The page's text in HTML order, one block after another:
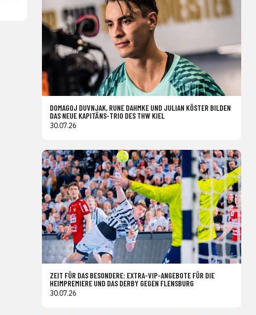
DOMAGOJ DUVNJAK, RUNE DAHMKE UND JULIAN KÖSTER BILDEN
DAS NEUE KAPITÄNS-TRIO DES THW KIEL
30.07.26
ZEIT FÜR DAS BESONDERE: EXTRA-VIP-ANGEBOTE FÜR DIE
HEIMPREMIERE UND DAS DERBY GEGEN FLENSBURG
30.07.26